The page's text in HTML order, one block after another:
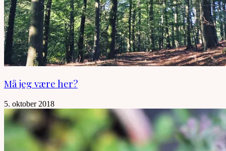
Må jeg være her?
5. oktober 2018